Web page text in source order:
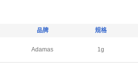
品牌 规格
Adamas 1g